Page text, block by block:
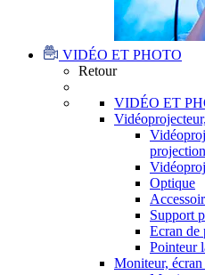
VIDÉO ET PHOTO
Retour
VIDÉO ET
projection
Optique
Support
Ecran de
Pointeur
Moniteur,